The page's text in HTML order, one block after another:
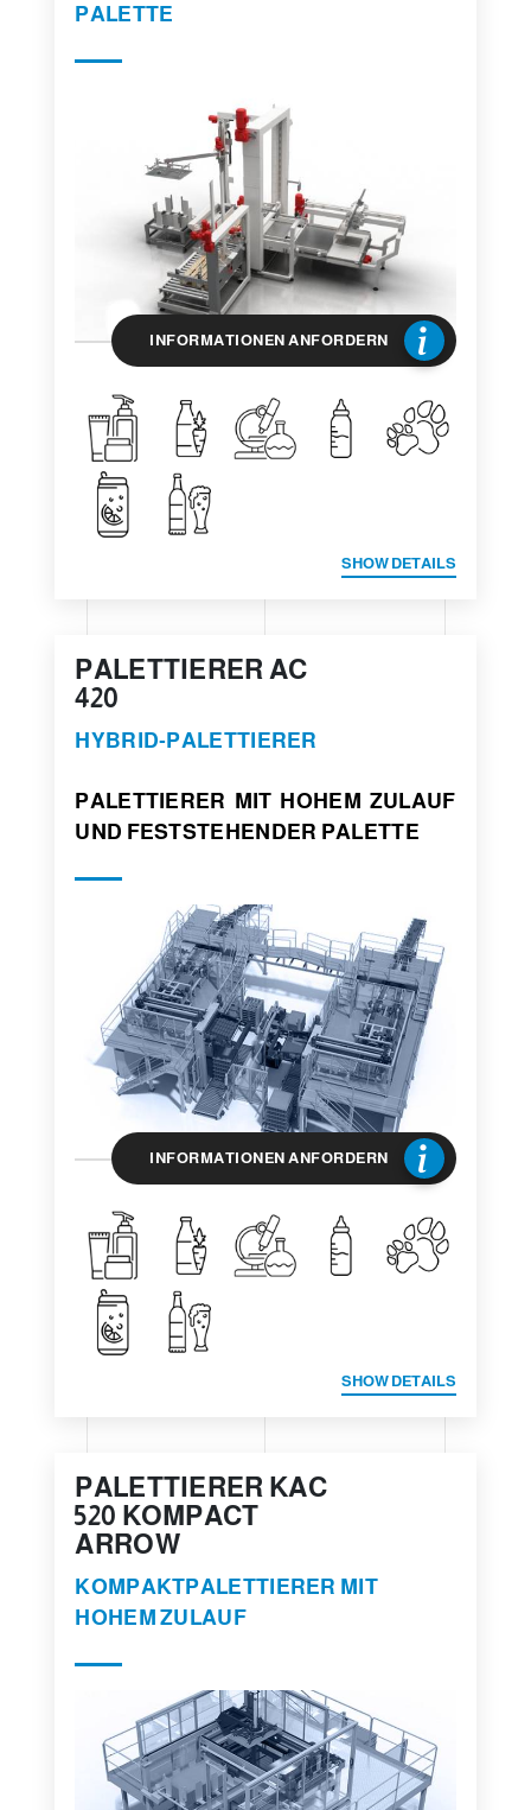
PALETTE
INFORMATIONEN ANFORDERN
SHOW DETAILS
PALETTIERER AC
420
HYBRID-PALETTIERER
PALETTIERER MIT HOHEM ZULAUF
UND FESTSTEHENDER PALETTE
INFORMATIONEN ANFORDERN
SHOW DETAILS
PALETTIERER KAC
520 KOMPACT
ARROW
KOMPAKTPALETTIERER MIT
HOHEM ZULAUF